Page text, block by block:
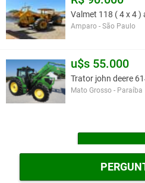
Valmet 118 ( 4 x 4
Amparo - São Paulo
u$s 55.000
Trator john deere
Mato Grosso - Paraíba